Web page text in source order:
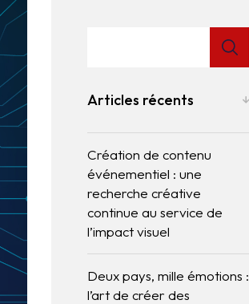
Articles récents
Création de contenu
événementiel : une
recherche créative
continue au service de
l’impact visuel
Deux pays, mille émotions :
l’art de créer des